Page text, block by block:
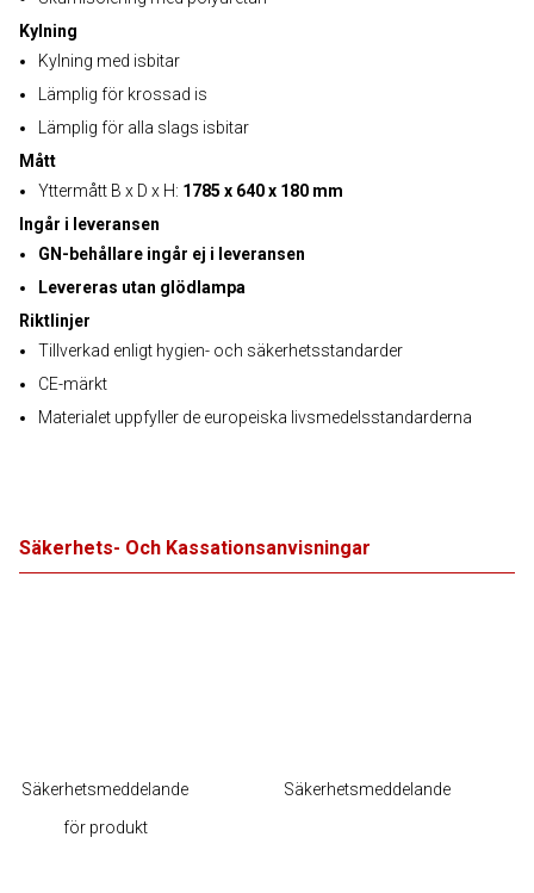
Kylning
Kylning med isbitar
Lämplig för krossad is
Lämplig för alla slags isbitar
Mått
Yttermått B x D x H: 1785 x 640 x 180 mm
Ingår i leveransen
GN-behållare ingår ej i leveransen
Levereras utan glödlampa
Riktlinjer
Tillverkad enligt hygien- och säkerhetsstandarder
CE-märkt
Materialet uppfyller de europeiska livsmedelsstandarderna
Säkerhets- Och Kassationsanvisningar
Säkerhetsmeddelande
för produkt
Säkerhetsmeddelande